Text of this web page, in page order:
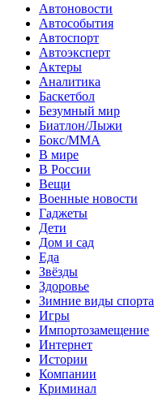
Автоновости
Автособытия
Автоспорт
Автоэксперт
Актеры
Аналитика
Баскетбол
Безумный мир
Биатлон/Лыжи
Бокс/MMA
В мире
В России
Вещи
Военные новости
Гаджеты
Дети
Дом и сад
Еда
Звёзды
Здоровье
Зимние виды спорта
Игры
Импортозамещение
Интернет
Истории
Компании
Криминал